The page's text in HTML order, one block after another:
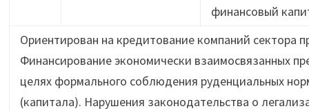
финансовый
Ориентирован на кредитование компаний сектора
Финансирование экономически взаимосвязанных
целях формального соблюдения руденциальных
(капитала). Нарушения законодательства о